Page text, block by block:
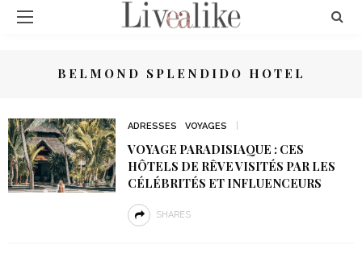
BELMOND SPLENDIDO HOTEL
ADRESSES VOYAGES
VOYAGE PARADISIAQUE : CES
HÔTELS DE RÊVE VISITÉS PAR LES
CÉLÉBRITÉS ET INFLUENCEURS
SHARES